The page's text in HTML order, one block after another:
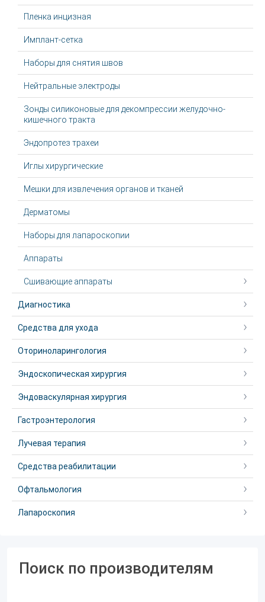
Пленка инцизная
Имплант-сетка
Наборы для снятия швов
Нейтральные электроды
Зонды силиконовые для декомпрессии желудочно-
кишечного тракта
Эндопротез трахеи
Иглы хирургические
Мешки для извлечения органов и тканей
Дерматомы
Наборы для лапароскопии
Аппараты
Сшивающие аппараты
Диагностика
Средства для ухода
Оториноларингология
Эндоскопическая хирургия
Эндоваскулярная хирургия
Гастроэнтерология
Лучевая терапия
Средства реабилитации
Офтальмология
Лапароскопия
Поиск по производителям